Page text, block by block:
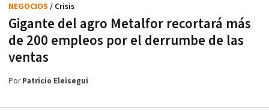
Gigante del agro Metalfor recortará más
de 200 empleos por el derrumbe de las
ventas
NEGOCIOS / Crisis
PorPatricio Eleisegui